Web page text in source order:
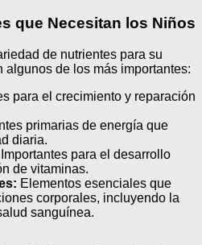
que Necesitan los Niños
de nutrientes para su
de los más importantes:
para el crecimiento y reparación
primarias de energía que
diaria.
Importantes para el desarrollo
de vitaminas.
Elementos esenciales que
corporales, incluyendo la
sanguínea.